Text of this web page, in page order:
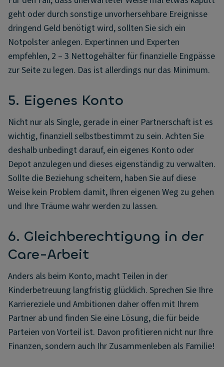
geht oder durch sonstige unvorhersehbare Ereignisse
dringend Geld benötigt wird, sollten Sie sich ein
Notpolster anlegen. Expertinnen und Experten
empfehlen, 2 – 3 Nettogehälter für finanzielle Engpässe
zur Seite zu legen. Das ist allerdings nur das Minimum.
5. Eigenes Konto
Nicht nur als Single, gerade in einer Partnerschaft ist es
wichtig, finanziell selbstbestimmt zu sein. Achten Sie
deshalb unbedingt darauf, ein eigenes Konto oder
Depot anzulegen und dieses eigenständig zu verwalten.
Sollte die Beziehung scheitern, haben Sie auf diese
Weise kein Problem damit, Ihren eigenen Weg zu gehen
und Ihre Träume wahr werden zu lassen.
6. Gleichberechtigung in der
Care-Arbeit
Anders als beim Konto, macht Teilen in der
Kinderbetreuung langfristig glücklich. Sprechen Sie Ihre
Karriereziele und Ambitionen daher offen mit Ihrem
Partner ab und finden Sie eine Lösung, die für beide
Parteien von Vorteil ist. Davon profitieren nicht nur Ihre
Finanzen, sondern auch Ihr Zusammenleben als Familie!